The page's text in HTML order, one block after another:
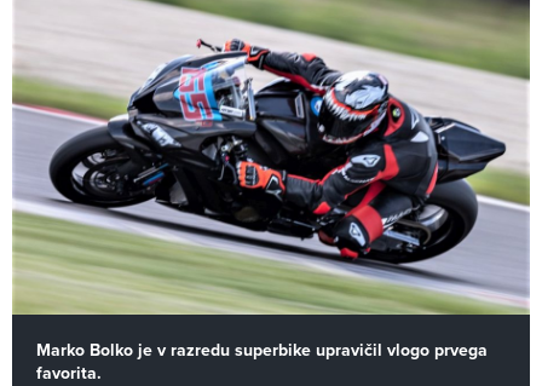
Marko Bolko je v razredu superbike upravičil vlogo prvega
favorita.